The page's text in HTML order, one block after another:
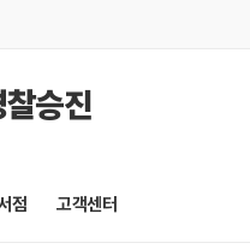
승진
점 고객센터